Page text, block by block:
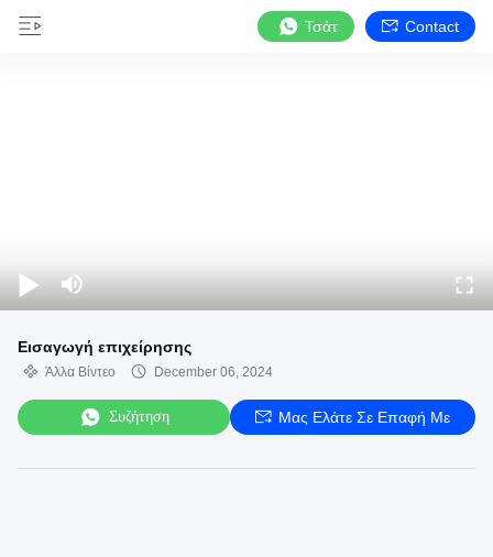
Τσάτ Contact
Εισαγωγή επιχείρησης
Άλλα Βίντεο December 06, 2024
Συζήτηση Μας Ελάτε Σε Επαφή Με